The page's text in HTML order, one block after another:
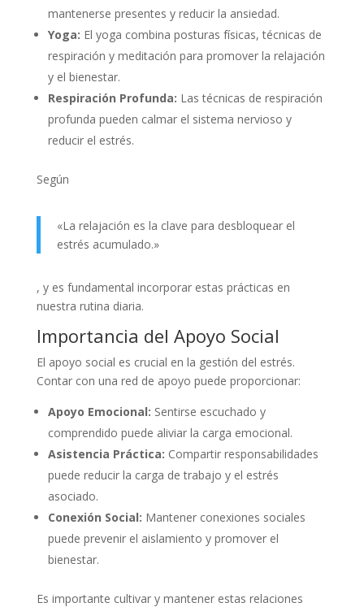
mantenerse presentes y reducir la ansiedad.
Yoga: El yoga combina posturas físicas, técnicas de
respiración y meditación para promover la relajación
y el bienestar.
Respiración Profunda: Las técnicas de respiración
profunda pueden calmar el sistema nervioso y
reducir el estrés.
Según
«La relajación es la clave para desbloquear el
estrés acumulado.»
, y es fundamental incorporar estas prácticas en
nuestra rutina diaria.
Importancia del Apoyo Social
El apoyo social es crucial en la gestión del estrés.
Contar con una red de apoyo puede proporcionar:
Apoyo Emocional: Sentirse escuchado y
comprendido puede aliviar la carga emocional.
Asistencia Práctica: Compartir responsabilidades
puede reducir la carga de trabajo y el estrés
asociado.
Conexión Social: Mantener conexiones sociales
puede prevenir el aislamiento y promover el
bienestar.
Es importante cultivar y mantener estas relaciones